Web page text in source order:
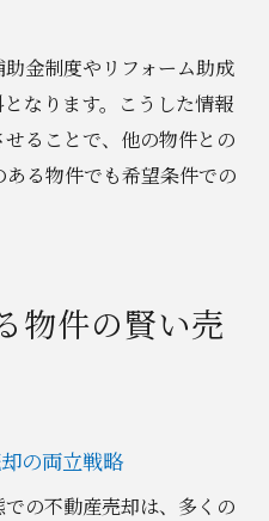
金制度やリフォーム助成
なります。こうした情報
ることで、他の物件との
る物件でも希望条件での
物件の賢い売
の両立戦略
の不動産売却は、多くの